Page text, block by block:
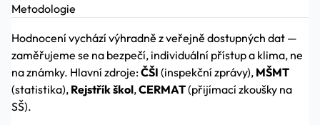
Metodologie
Hodnocení vychází výhradně z veřejně dostupných dat —
zaměřujeme se na bezpečí, individuální přístup a klima, ne
na známky. Hlavní zdroje:ČŠI (inspekční zprávy), MŠMT
(statistika), Rejstřík škol,CERMAT(přijímací zkoušky na
SŠ).